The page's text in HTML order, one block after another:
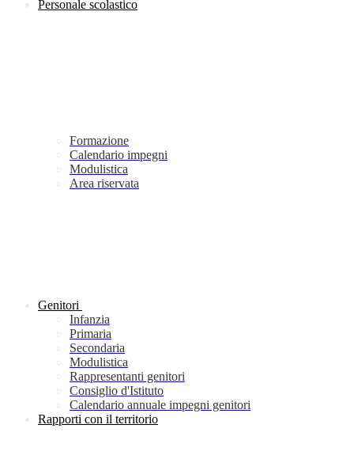
Personale scolastico
Formazione
Calendario impegni
Modulistica
Area riservata
Genitori
Infanzia
Primaria
Secondaria
Modulistica
Rappresentanti genitori
Consiglio d'Istituto
Calendario annuale impegni genitori
Rapporti con il territorio